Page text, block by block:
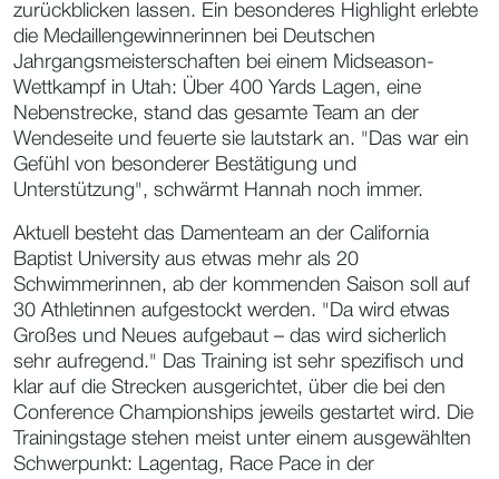
zurückblicken lassen. Ein besonderes Highlight erlebte
die Medaillengewinnerinnen bei Deutschen
Jahrgangsmeisterschaften bei einem Midseason-
Wettkampf in Utah: Über 400 Yards Lagen, eine
Nebenstrecke, stand das gesamte Team an der
Wendeseite und feuerte sie lautstark an. "Das war ein
Gefühl von besonderer Bestätigung und
Unterstützung", schwärmt Hannah noch immer.
Aktuell besteht das Damenteam an der California
Baptist University aus etwas mehr als 20
Schwimmerinnen, ab der kommenden Saison soll auf
30 Athletinnen aufgestockt werden. "Da wird etwas
Großes und Neues aufgebaut – das wird sicherlich
sehr aufregend." Das Training ist sehr spezifisch und
klar auf die Strecken ausgerichtet, über die bei den
Conference Championships jeweils gestartet wird. Die
Trainingstage stehen meist unter einem ausgewählten
Schwerpunkt: Lagentag, Race Pace in der